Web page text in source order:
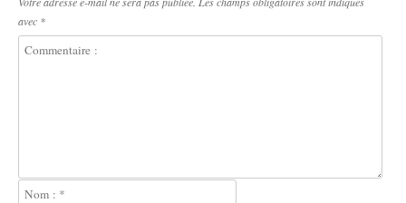
avec *